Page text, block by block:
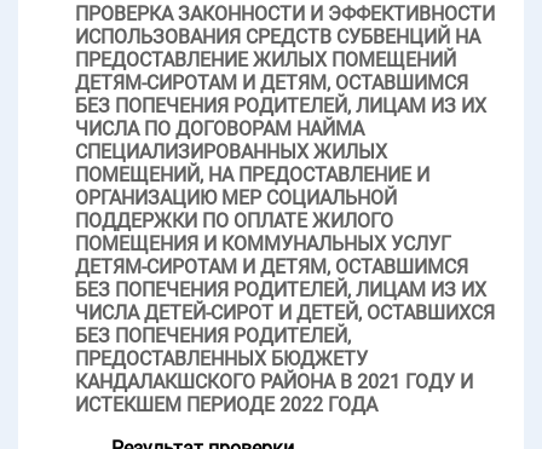
ПРОВЕРКА ЗАКОННОСТИ И ЭФФЕКТИВНОСТИ
ИСПОЛЬЗОВАНИЯ СРЕДСТВ СУБВЕНЦИЙ НА
ПРЕДОСТАВЛЕНИЕ ЖИЛЫХ ПОМЕЩЕНИЙ
ДЕТЯМ-СИРОТАМ И ДЕТЯМ, ОСТАВШИМСЯ
БЕЗ ПОПЕЧЕНИЯ РОДИТЕЛЕЙ, ЛИЦАМ ИЗ ИХ
ЧИСЛА ПО ДОГОВОРАМ НАЙМА
СПЕЦИАЛИЗИРОВАННЫХ ЖИЛЫХ
ПОМЕЩЕНИЙ, НА ПРЕДОСТАВЛЕНИЕ И
ОРГАНИЗАЦИЮ МЕР СОЦИАЛЬНОЙ
ПОДДЕРЖКИ ПО ОПЛАТЕ ЖИЛОГО
ПОМЕЩЕНИЯ И КОММУНАЛЬНЫХ УСЛУГ
ДЕТЯМ-СИРОТАМ И ДЕТЯМ, ОСТАВШИМСЯ
БЕЗ ПОПЕЧЕНИЯ РОДИТЕЛЕЙ, ЛИЦАМ ИЗ ИХ
ЧИСЛА ДЕТЕЙ-СИРОТ И ДЕТЕЙ, ОСТАВШИХСЯ
БЕЗ ПОПЕЧЕНИЯ РОДИТЕЛЕЙ,
ПРЕДОСТАВЛЕННЫХ БЮДЖЕТУ
КАНДАЛАКШСКОГО РАЙОНА В 2021 ГОДУ И
ИСТЕКШЕМ ПЕРИОДЕ 2022 ГОДА